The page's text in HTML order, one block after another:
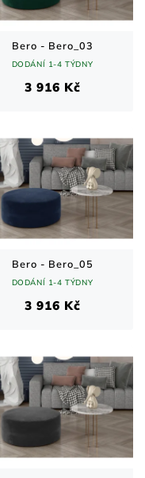
Bero - Bero_03
DODÁNÍ 1-4 TÝDNY
3 916 Kč
Bero - Bero_05
DODÁNÍ 1-4 TÝDNY
3 916 Kč